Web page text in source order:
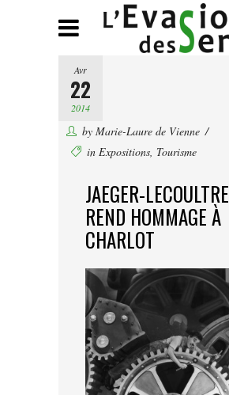
Avr
22
2014
by Marie-Laure de Vienne
in Expositions, Tourisme
JAEGER-LECOULTRE
REND HOMMAGE À
CHARLOT